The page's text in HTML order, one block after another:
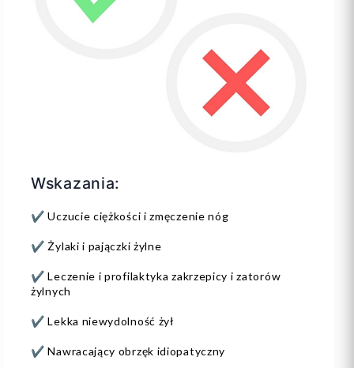
Wskazania:
✔️ Uczucie ciężkości i zmęczenie nóg
✔️ Żylaki i pajączki żylne
✔️ Leczenie i profilaktyka zakrzepicy i zatorów
żylnych
✔️ Lekka niewydolność żył
✔️ Nawracający obrzęk idiopatyczny